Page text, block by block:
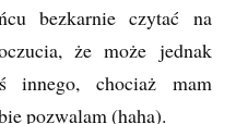
bezkarnie czytać na
że może jednak
innego, chociaż mam
pozwalam (haha).